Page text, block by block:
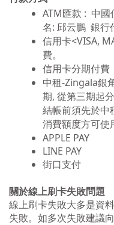
ATM匯款 : 中國
名: 邱云鵬 銀行
信用卡<VISA,
費。
信用卡分期付費
中租-Zingala銀
期, 從第三期起
結帳前須先於中
消費額度方可使
APPLE PAY
LINE PAY
街口支付
關於線上刷卡失敗問題
線上刷卡失敗大多是資
失敗。如多次失敗建議